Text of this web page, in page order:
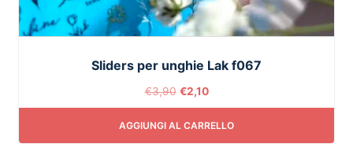
Sliders per unghie Lak f067
€3,90 €2,10
AGGIUNGI AL CARRELLO